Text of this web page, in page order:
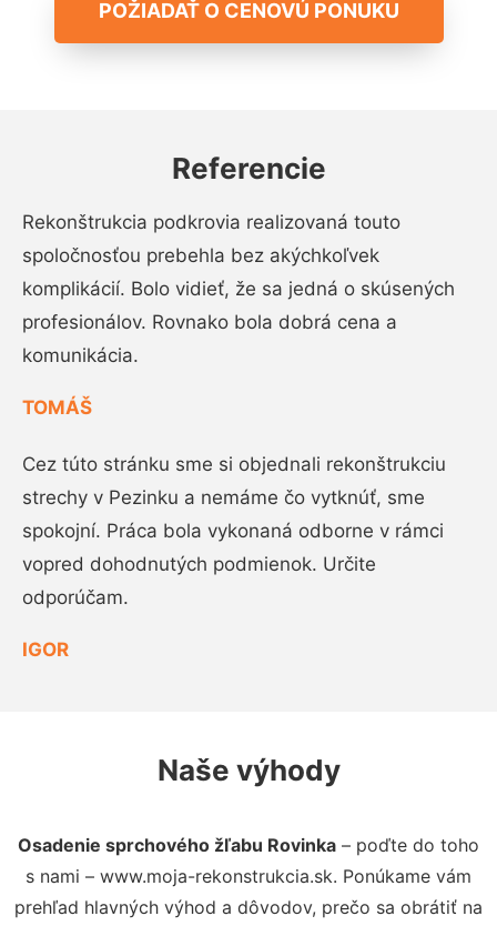
POŽIADAŤ O CENOVÚ PONUKU
Referencie
Rekonštrukcia podkrovia realizovaná touto
spoločnosťou prebehla bez akýchkoľvek
komplikácií. Bolo vidieť, že sa jedná o skúsených
profesionálov. Rovnako bola dobrá cena a
komunikácia.
TOMÁŠ
Cez túto stránku sme si objednali rekonštrukciu
strechy v Pezinku a nemáme čo vytknúť, sme
spokojní. Práca bola vykonaná odborne v rámci
vopred dohodnutých podmienok. Určite
odporúčam.
IGOR
Naše výhody
Osadenie sprchového žľabu Rovinka – poďte do toho
s nami – www.moja-rekonstrukcia.sk. Ponúkame vám
prehľad hlavných výhod a dôvodov, prečo sa obrátiť na